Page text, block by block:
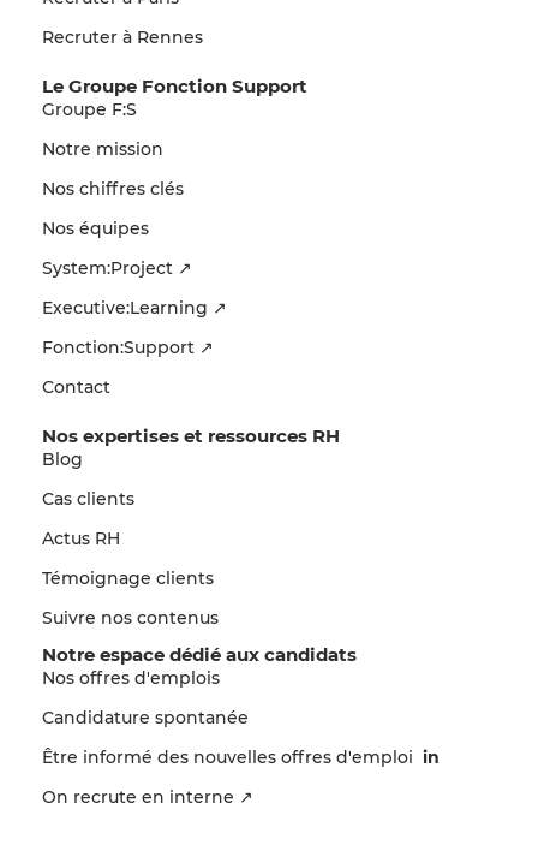
Nos expertises et ressources RH
Blog
Cas clients
Actus RH
Témoignage clients
Suivre nos contenus
Notre espace dédié aux candidats
Nos offres d'emplois
Candidature spontanée
Être informé des nouvelles offres d'emploi in
On recrute en interne ↗
Recruter à Rennes
Le Groupe Fonction Support
Groupe F:S
Notre mission
Nos chiffres clés
Nos équipes
System:Project ↗
Executive:Learning ↗
Fonction:Support ↗
Contact